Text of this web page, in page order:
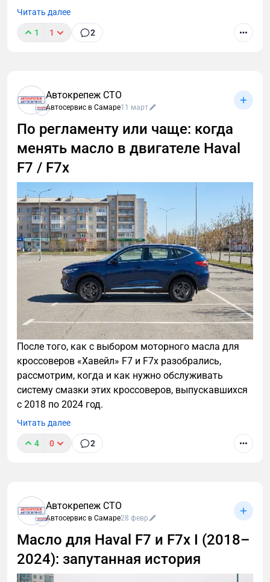
Читать далее
1 1 2
Автокрепеж СТО
Автосервис в Самаре11 март
По регламенту или чаще: когда
менять масло в двигателе Haval
F7 / F7x
После того, как с выбором моторного масла для
кроссоверов «Хавейл» F7 и F7x разобрались,
рассмотрим, когда и как нужно обслуживать
систему смазки этих кроссоверов, выпускавшихся
с 2018 по 2024 год.
Читать далее
4 0 2
Автокрепеж СТО
Автосервис в Самаре28 февр
Масло для Haval F7 и F7x I (2018–
2024): запутанная история